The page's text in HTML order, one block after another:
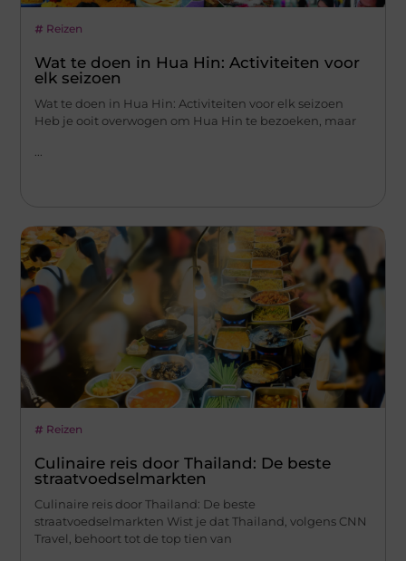
Reizen
Wat te doen in Hua Hin: Activiteiten voor
elk seizoen
Wat te doen in Hua Hin: Activiteiten voor elk seizoen
Heb je ooit overwogen om Hua Hin te bezoeken, maar
Reizen
Culinaire reis door Thailand: De beste
straatvoedselmarkten
Culinaire reis door Thailand: De beste
straatvoedselmarkten Wist je dat Thailand, volgens CNN
Travel, behoort tot de top tien van